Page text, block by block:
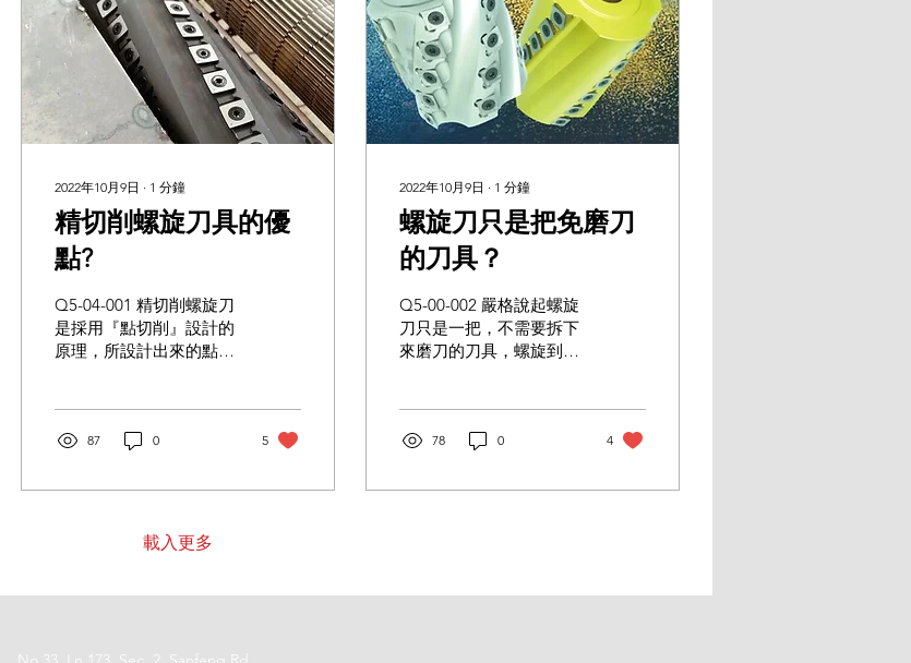
2022年10月9日 ∙ 1 分鐘
精切削螺旋刀具的優
點?
Q5-04-001 精切削螺旋刀
是採用『點切削』設計的
原理，所設計出來的點切
使用壽命會比一般的螺旋
MAXTA VIDEO介紹。 延
87 0 5
2022年10月9日 ∙ 1 分鐘
螺旋刀只是把免磨刀
的刀具？
Q5-00-002 嚴格說起螺旋
刀只是一把，不需要拆下
來磨刀的刀具，螺旋到上
中是不需要研磨，而是在
旋轉方向更換至鋒利的刀
78 0 4
載入更多